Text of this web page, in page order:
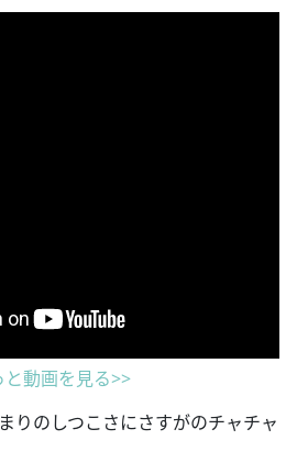
と動画を見る>>
りのしつこさにさすがのチャチャ